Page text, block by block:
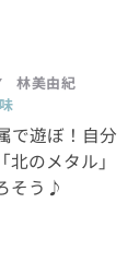
林美由紀
で遊ぼ！自分
のメタル」
そう♪